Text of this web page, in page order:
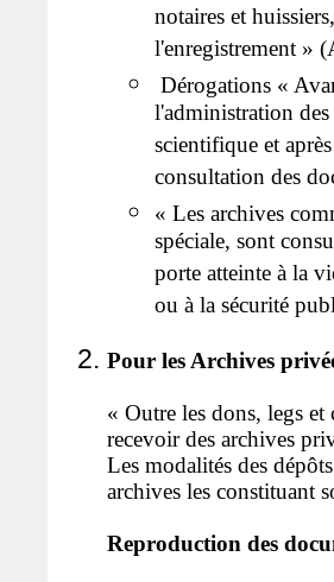
notaires et
l'enregistrement »
Dérogations «
l'administration
scientifique et
consultation des
« Les archives
spéciale, sont
porte atteinte à la
ou à la sécurité
Pour les Archives
« Outre les dons, legs
recevoir des archives
Les modalités des
archives les constituant
Reproduction des